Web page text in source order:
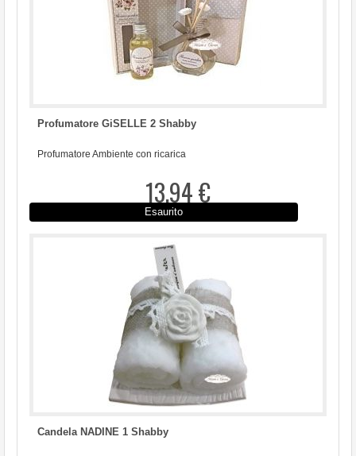
Profumatore GiSELLE 2 Shabby
Profumatore Ambiente con ricarica
13,94 €
Esaurito
Candela NADINE 1 Shabby